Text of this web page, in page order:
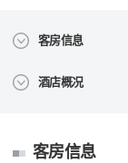
客房信息
酒店概况
客房信息